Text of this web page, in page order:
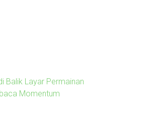
Balik Layar Permainan
Momentum